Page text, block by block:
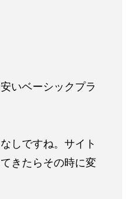
いベーシックプラ
しですね。サイト
きたらその時に変